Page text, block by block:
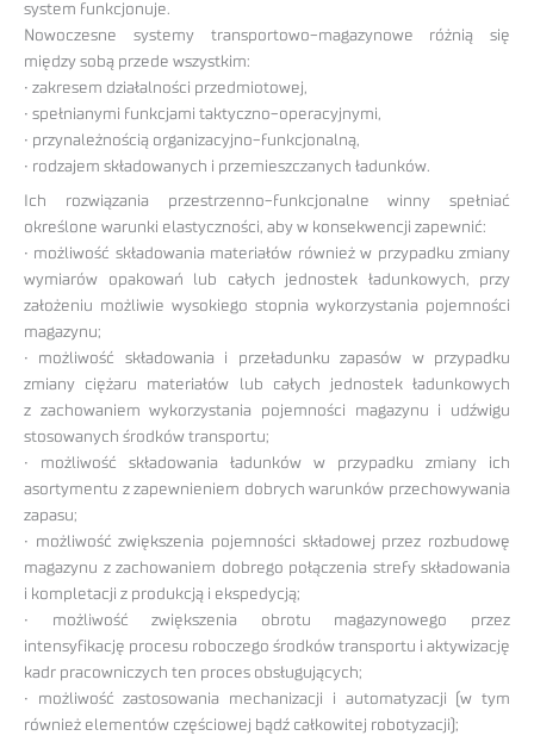
system funkcjonuje.
Nowoczesne systemy transportowo-magazynowe różnią się
między sobą przede wszystkim:
• zakresem działalności przedmiotowej,
• spełnianymi funkcjami taktyczno-operacyjnymi,
• przynależnością organizacyjno-funkcjonalną,
• rodzajem składowanych i przemieszczanych ładunków.
Ich rozwiązania przestrzenno-funkcjonalne winny spełniać
określone warunki elastyczności, aby w konsekwencji zapewnić:
• możliwość składowania materiałów również w przypadku zmiany
wymiarów opakowań lub całych jednostek ładunkowych, przy
założeniu możliwie wysokiego stopnia wykorzystania pojemności
magazynu;
• możliwość składowania i przeładunku zapasów w przypadku
zmiany ciężaru materiałów lub całych jednostek ładunkowych
z zachowaniem wykorzystania pojemności magazynu i udźwigu
stosowanych środków transportu;
• możliwość składowania ładunków w przypadku zmiany ich
asortymentu z zapewnieniem dobrych warunków przechowywania
zapasu;
• możliwość zwiększenia pojemności składowej przez rozbudowę
magazynu z zachowaniem dobrego połączenia strefy składowania
i kompletacji z produkcją i ekspedycją;
• możliwość zwiększenia obrotu magazynowego przez
intensyfikację procesu roboczego środków transportu i aktywizację
kadr pracowniczych ten proces obsługujących;
• możliwość zastosowania mechanizacji i automatyzacji (w tym
również elementów częściowej bądź całkowitej robotyzacji);